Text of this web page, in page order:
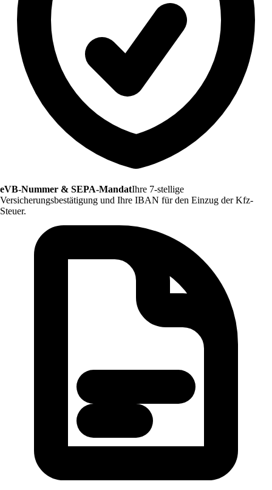
eVB-Nummer & SEPA-MandatIhre 7-stellige
Versicherungsbestätigung und Ihre IBAN für den Einzug der Kfz-
Steuer.